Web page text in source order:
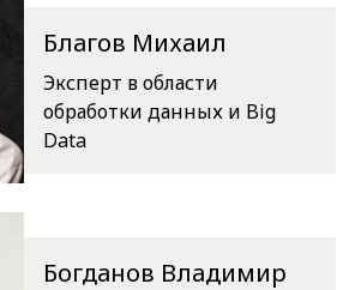
Благов Михаил
Эксперт в области
обработки данных и Big
Data
Богданов Владимир